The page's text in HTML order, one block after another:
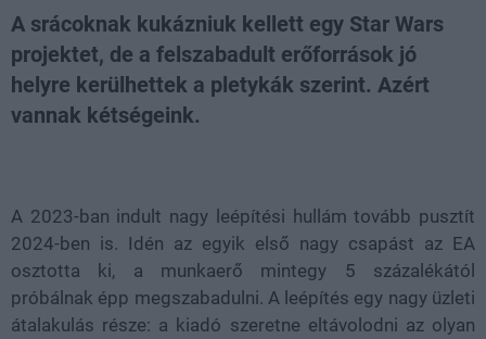
A srácoknak kukázniuk kellett egy Star Wars
projektet, de a felszabadult erőforrások jó
helyre kerülhettek a pletykák szerint. Azért
vannak kétségeink.
A 2023-ban indult nagy leépítési hullám tovább pusztít
2024-ben is. Idén az egyik első nagy csapást az EA
osztotta ki, a munkaerő mintegy 5 százalékától
próbálnak épp megszabadulni. A leépítés egy nagy üzleti
átalakulás része: a kiadó szeretne eltávolodni az olyan